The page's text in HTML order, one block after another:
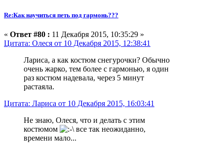
Re:Как научиться петь под гармонь???
« Ответ #80 : 11 Декабря 2015, 10:35:29 »
Цитата: Олеся от 10 Декабря 2015, 12:38:41
Лариса, а как костюм снегурочки? Обычно
очень жарко, тем более с гармонью, я один
раз костюм надевала, через 5 минут
растаяла.
Цитата: Лариса от 10 Декабря 2015, 16:03:41
Не знаю, Олеся, что и делать с этим
костюмом
все так неожиданно,
времени мало...